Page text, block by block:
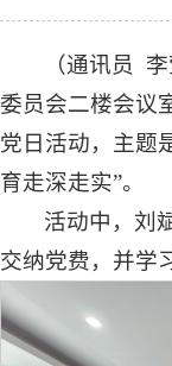
（通讯员
委员会二楼会议
党日活动，主题
育走深走实”。
活动中，刘
交纳党费，并学